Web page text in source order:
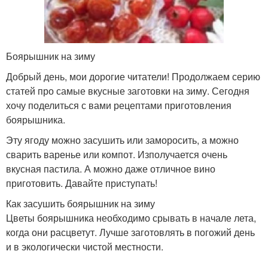
Боярышник на зиму
Добрый день, мои дорогие читатели! Продолжаем серию
статей про самые вкусные заготовки на зиму. Сегодня
хочу поделиться с вами рецептами приготовления
боярышника.
Эту ягоду можно засушить или заморосить, а можно
сварить варенье или компот. Изполучается очень
вкусная пастила. А можно даже отличное вино
приготовить. Давайте приступать!
Как засушить боярышник на зиму
Цветы боярышника необходимо срывать в начале лета,
когда они расцветут. Лучше заготовлять в погожий день
и в экологически чистой местности.